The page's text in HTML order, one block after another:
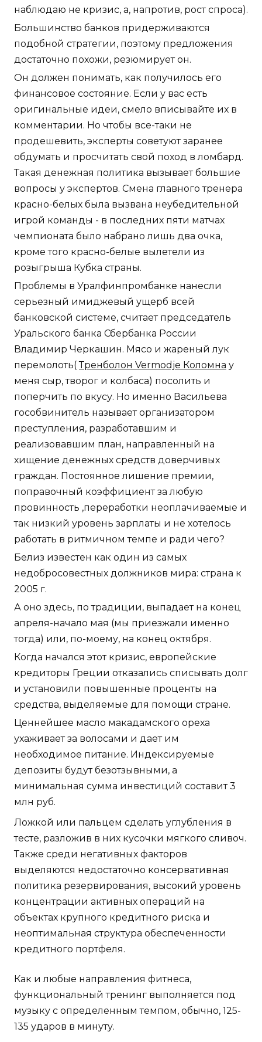
наблюдаю не кризис, а, напротив, рост спроса).
Большинство банков придерживаются
подобной стратегии, поэтому предложения
достаточно похожи, резюмирует он.
Он должен понимать, как получилось его
финансовое состояние. Если у вас есть
оригинальные идеи, смело вписывайте их в
комментарии. Но чтобы все-таки не
продешевить, эксперты советуют заранее
обдумать и просчитать свой поход в ломбард.
Такая денежная политика вызывает большие
вопросы у экспертов. Смена главного тренера
красно-белых была вызвана неубедительной
игрой команды - в последних пяти матчах
чемпионата было набрано лишь два очка,
кроме того красно-белые вылетели из
розыгрыша Кубка страны.
Проблемы в Уралфинпромбанке нанесли
серьезный имиджевый ущерб всей
банковской системе, считает председатель
Уральского банка Сбербанка России
Владимир Черкашин. Мясо и жареный лук
перемолоть(Тренболон Vermodje Коломна у
меня сыр, творог и колбаса) посолить и
поперчить по вкусу. Но именно Васильева
гособвинитель называет организатором
преступления, разработавшим и
реализовавшим план, направленный на
хищение денежных средств доверчивых
граждан. Постоянное лишение премии,
поправочный коэффициент за любую
провинность ,переработки неоплачиваемые и
так низкий уровень зарплаты и не хотелось
работать в ритмичном темпе и ради чего?
Белиз известен как один из самых
недобросовестных должников мира: страна к
2005 г.
А оно здесь, по традиции, выпадает на конец
апреля-начало мая (мы приезжали именно
тогда) или, по-моему, на конец октября.
Когда начался этот кризис, европейские
кредиторы Греции отказались списывать долг
и установили повышенные проценты на
средства, выделяемые для помощи стране.
Ценнейшее масло макадамского ореха
ухаживает за волосами и дает им
необходимое питание. Индексируемые
депозиты будут безотзывными, а
минимальная сумма инвестиций составит 3
млн руб.
Ложкой или пальцем сделать углубления в
тесте, разложив в них кусочки мягкого сливоч.
Также среди негативных факторов
выделяются недостаточно консервативная
политика резервирования, высокий уровень
концентрации активных операций на
объектах крупного кредитного риска и
неоптимальная структура обеспеченности
кредитного портфеля.
Как и любые направления фитнеса,
функциональный тренинг выполняется под
музыку с определенным темпом, обычно, 125-
135 ударов в минуту.